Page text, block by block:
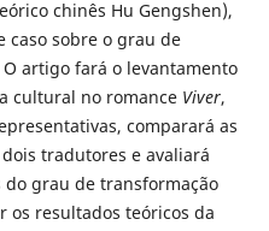
chinês Hu Gengshen),
caso sobre o grau de
artigo fará o levantamento
cultural no romance Viver,
comparará as
tradutores e avaliará
grau de transformação
resultados teóricos da